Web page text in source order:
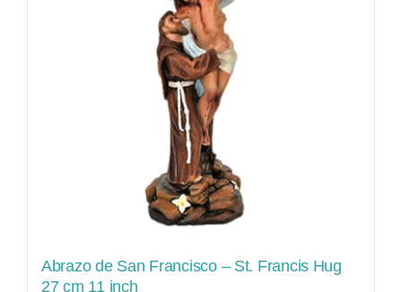
Abrazo de San Francisco – St. Francis Hug
27 cm 11 inch